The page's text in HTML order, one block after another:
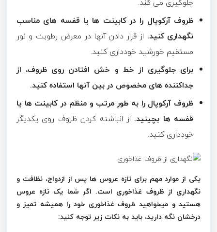
ظروف آرکوپال را در کابینت ها یا قفسه های مناسب
نگهداری کنید. از قرار دادن آنها در معرض رطوبت و نور
مستقیم خورشید خودداری کنید.
برای جلوگیری از خط و خش افتادن روی ظروف، از
جداکننده های مخصوص در بین آنها استفاده کنید.
ظروف آرکوپال را به طور مرتب و منظم در کابینت ها یا
قفسه ها بچینید. از انباشته کردن ظروف روی یکدیگر
خودداری کنید.
یکی از موارد مهم برای تازه عروس ها پس از ازدواج، نظافت و
نگهداری از ظروف غذاخوری است. اگر شما یک تازه عروس
هستید و میخواهید ظروف غذاخوری خود را همیشه تمیز و
درخشان نگه دارید، باید به نکات زیر توجه کنید: